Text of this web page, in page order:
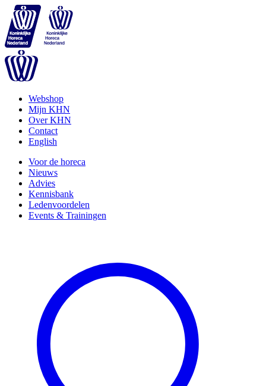
Webshop
Mijn KHN
Over KHN
Contact
English
Voor de horeca
Nieuws
Advies
Kennisbank
Ledenvoordelen
Events & Trainingen